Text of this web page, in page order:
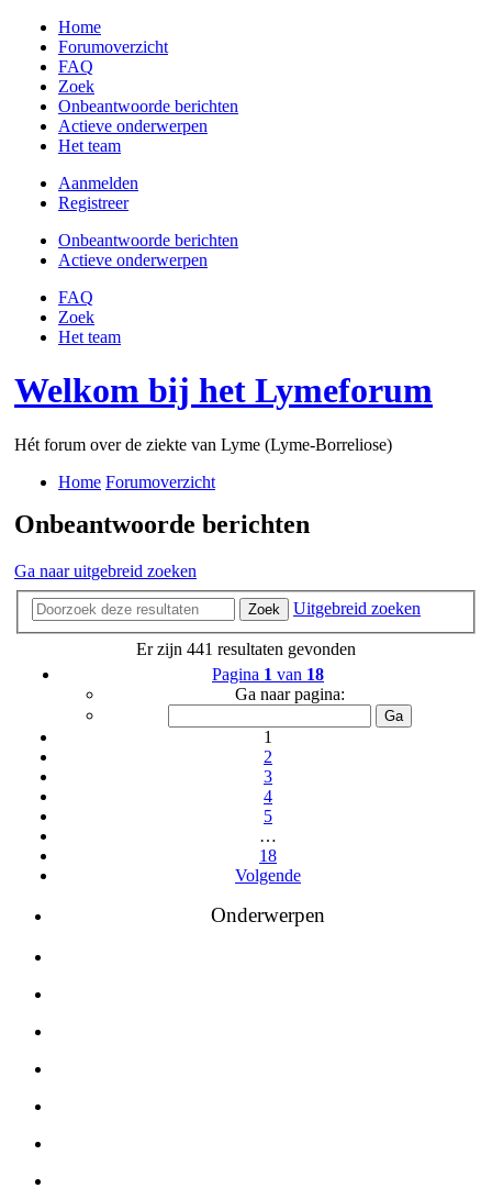
Home
Forumoverzicht
FAQ
Zoek
Onbeantwoorde berichten
Actieve onderwerpen
Het team
Aanmelden
Registreer
Onbeantwoorde berichten
Actieve onderwerpen
FAQ
Zoek
Het team
Welkom bij het Lymeforum
Hét forum over de ziekte van Lyme (Lyme-Borreliose)
Home Forumoverzicht
Onbeantwoorde berichten
Ga naar uitgebreid zoeken
Zoek Uitgebreid zoeken
Er zijn 441 resultaten gevonden
Pagina 1 van 18
Ga naar pagina:
1
2
3
4
5
…
18
Volgende
Onderwerpen